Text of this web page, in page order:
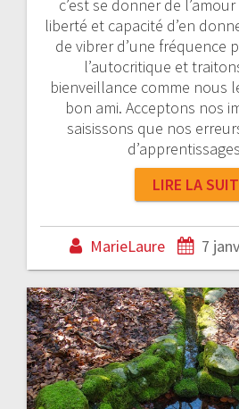
c’est se donner de
liberté et capacité d’en
de vibrer d’une fréquence
l’autocritique et
bienveillance comme nous
bon ami. Acceptons nos
saisissons que nos
LIRE LA
MarieLaure 7